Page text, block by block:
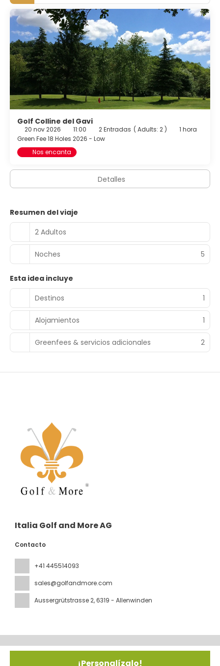
¡Personalízalo!
Golf Colline del Gavi
20 nov 2026 11:00 2 Entradas ( Adults: 2 )
1 hora
Green Fee 18 Holes 2026 - Low
Nos encanta
Detalles
Resumen del viaje
2 Adultos
Noches 5
Esta idea incluye
Destinos
1
Alojamientos 1
Greenfees & servicios adicionales 2
Italia Golf and More AG
Contacto
+41 445514093
sales@golfandmore.com
Aussergrütstrasse 2, 6319 - Allenwinden
Todos los derechos reservados IGM © 2026
Política de